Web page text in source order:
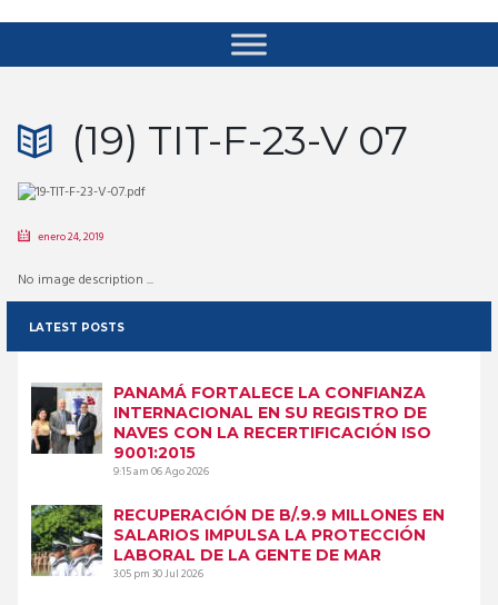
(19) TIT-F-23-V 07
enero 24, 2019
No image description ...
LATEST POSTS
PANAMÁ FORTALECE LA CONFIANZA
INTERNACIONAL EN SU REGISTRO DE
NAVES CON LA RECERTIFICACIÓN ISO
9001:2015
9:15 am06 Ago 2026
RECUPERACIÓN DE B/.9.9 MILLONES EN
SALARIOS IMPULSA LA PROTECCIÓN
LABORAL DE LA GENTE DE MAR
3:05 pm30 Jul 2026